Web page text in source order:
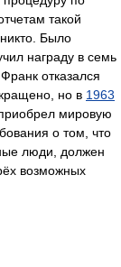
такой
Было
награду в семь
отказался
но в 1963
мировую
о том, что
люди, должен
возможных